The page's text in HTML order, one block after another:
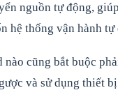
nguồn tự động,
hệ thống vận hành
cũng bắt buộc
và sử dụng thiết